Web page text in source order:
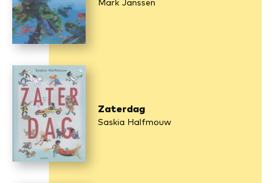
Mark Janssen
Zaterdag
Saskia Halfmouw